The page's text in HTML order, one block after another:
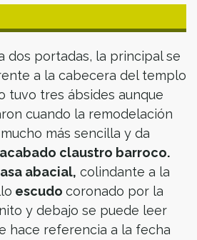
dos portadas, la principal se
a la cabecera del templo
tuvo tres ábsides aunque
cuando la remodelación
más sencilla y da
claustro barroco.
abacial, colindante a la
escudo coronado por la
y debajo se puede leer
hace referencia a la fecha